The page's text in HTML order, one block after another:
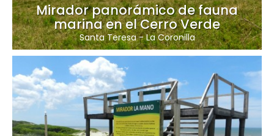
Mirador panorámico de fauna
marina en el Cerro Verde
Santa Teresa-La Coronilla